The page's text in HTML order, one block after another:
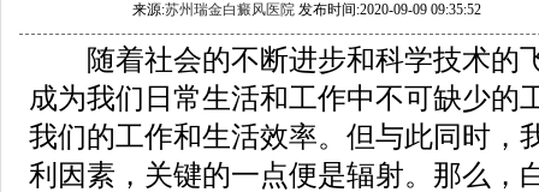
来源:苏州瑞金白癜风医院 发布时间:2020-09-09 09:35:52
随着社会的不断进步和科学技术的
成为我们日常生活和工作中不可缺少的
我们的工作和生活效率。但与此同时，
利因素，关键的一点便是辐射。那么，